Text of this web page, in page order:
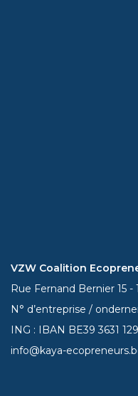
VZW Coalition
Rue Fernand Bernier 15 -
N° d’entreprise /
ING : IBAN BE393631
info@kaya-